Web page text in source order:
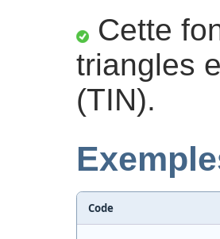
Cette
triangles
(TIN).
Code